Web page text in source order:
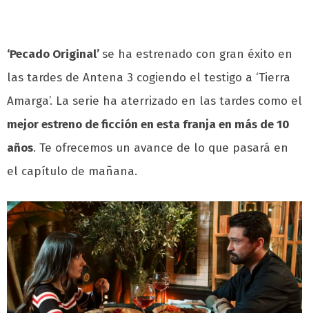
‘Pecado Original’se ha estrenado con gran éxito en
las tardes de Antena 3 cogiendo el testigo a ‘Tierra
Amarga’. La serie ha aterrizado en las tardes como el
mejor estreno de ficción en esta franja en más de 10
años. Te ofrecemos un avance de lo que pasará en
el capítulo de mañana.